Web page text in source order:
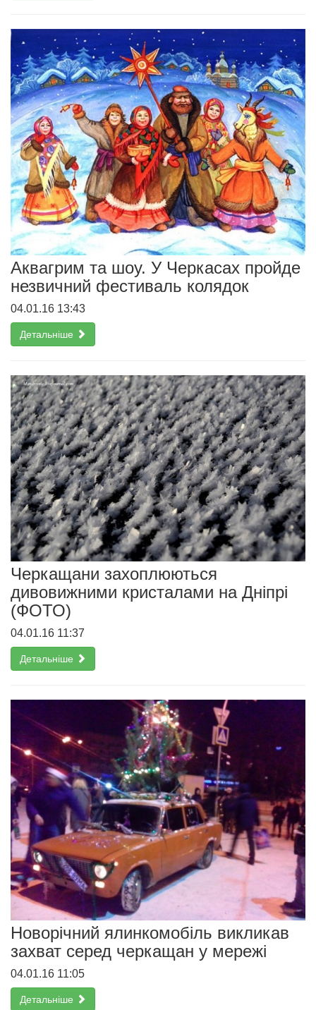
Аквагрим та шоу. У Черкасах пройде
незвичний фестиваль колядок
04.01.16 13:43
Детальніше
Черкащани захоплюються
дивовижними кристалами на Дніпрі
(ФОТО)
04.01.16 11:37
Детальніше
Новорічний ялинкомобіль викликав
захват серед черкащан у мережі
04.01.16 11:05
Детальніше